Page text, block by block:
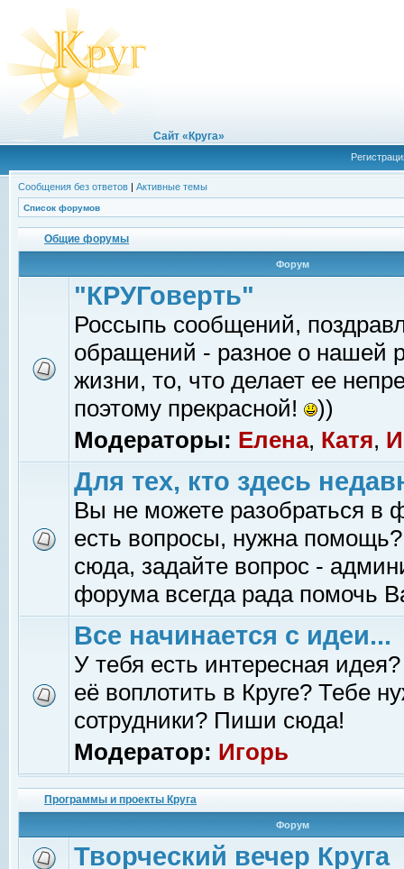
Сайт «Круга»
Сообщения без ответов | Активные темы
Список форумов
Общие форумы
Форум
"КРУГоверть"
Россыпь сообщений,
обращений - разное о нашей
жизни, то, что делает ее
поэтому прекрасной!
))
Модераторы: Елена, Катя,
Для тех, кто здесь
Вы не можете разобраться в
есть вопросы, нужна помощь?
сюда, задайте вопрос -
форума всегда рада помочь
Все начинается с идеи...
У тебя есть интересная
её воплотить в Круге? Тебе
сотрудники? Пиши сюда!
Модератор: Игорь
Программы и проекты Круга
Форум
Творческий вечер Круга